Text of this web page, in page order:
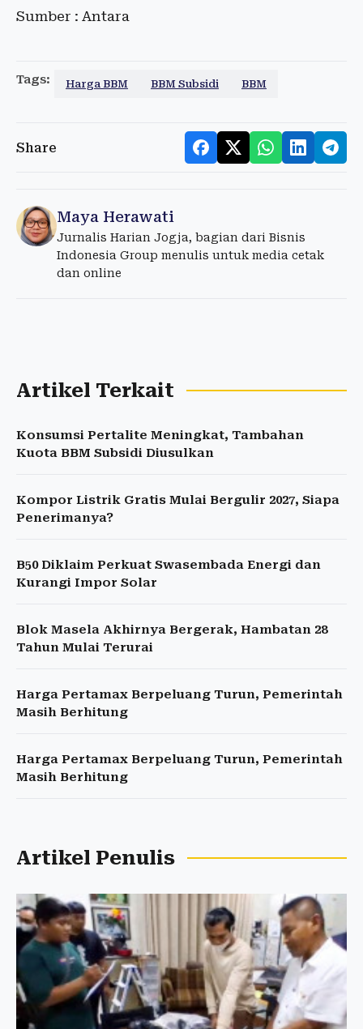
Sumber : Antara
Tags: Harga BBM BBM Subsidi BBM
Share
Maya Herawati
Jurnalis Harian Jogja, bagian dari Bisnis
Indonesia Group menulis untuk media cetak
dan online
Artikel Terkait
Konsumsi Pertalite Meningkat, Tambahan
Kuota BBM Subsidi Diusulkan
Kompor Listrik Gratis Mulai Bergulir 2027, Siapa
Penerimanya?
B50 Diklaim Perkuat Swasembada Energi dan
Kurangi Impor Solar
Blok Masela Akhirnya Bergerak, Hambatan 28
Tahun Mulai Terurai
Harga Pertamax Berpeluang Turun, Pemerintah
Masih Berhitung
Harga Pertamax Berpeluang Turun, Pemerintah
Masih Berhitung
Artikel Penulis